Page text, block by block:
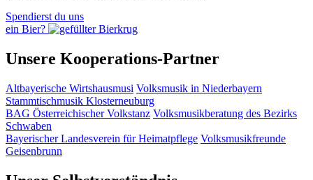
Spendierst du uns
ein Bier?
Unsere Kooperations-Partner
Altbayerische Wirtshausmusi Volksmusik in Niederbayern
Stammtischmusik Klosterneuburg
BAG Österreichischer Volkstanz Volksmusikberatung des Bezirks
Schwaben
Bayerischer Landesverein für Heimatpflege Volksmusikfreunde
Geisenbrunn